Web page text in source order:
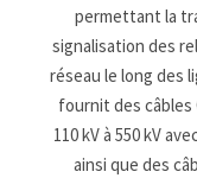
permettant la
signalisation des
réseau le long des
fournit des câbles
110 kV à 550 kV
ainsi que des